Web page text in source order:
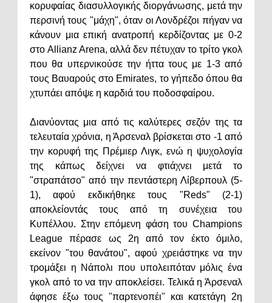
κορυφαίας διασυλλογικής διοργάνωσης, μετά την
περσινή τους "μάχη", όταν οι Λονδρέζοι πήγαν να
κάνουν μια επική ανατροπή κερδίζοντας με 0-2
στο Allianz Arena, αλλά δεν πέτυχαν το τρίτο γκολ
που θα υπερνικούσε την ήττα τους με 1-3 από
τους Βαυαρούς στο Emirates, το γήπεδο όπου θα
χτυπάει απόψε η καρδιά του ποδοσφαίρου.
Διανύοντας μια από τις καλύτερες σεζόν της τα
τελευταία χρόνια, η Άρσεναλ βρίσκεται στο -1 από
την κορυφή της Πρέμιερ Λιγκ, ενώ η ψυχολογία
της κάπως δείχνει να φτιάχνει μετά το
"στραπάτσο" από την πεντάστερη Λίβερπουλ (5-
1), αφού εκδικήθηκε τους "Reds" (2-1)
αποκλείοντάς τους από τη συνέχεια του
Κυπέλλου. Στην επόμενη φάση του Champions
League πέρασε ως 2η από τον έκτο όμιλο,
εκείνον "του θανάτου", αφού χρειάστηκε να την
τρομάξει η Νάπολι που υπολειπόταν μόλις ένα
γκολ από το να την αποκλείσει. Τελικά η Άρσεναλ
άφησε έξω τους "παρτενοπέι" και κατετάγη 2η